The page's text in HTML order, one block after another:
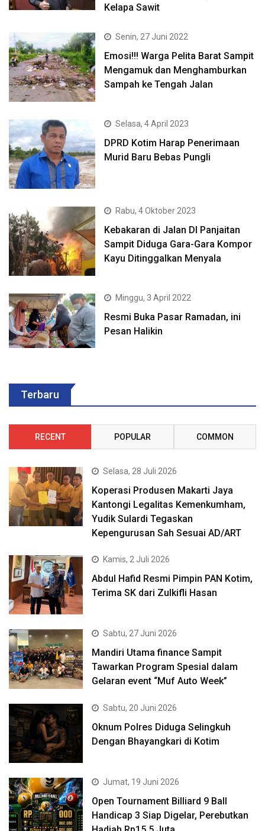
Kelapa Sawit
Senin, 27 Juni 2022
Emosi!!! Warga Pelita Barat Sampit
Mengamuk dan Menghamburkan
Sampah ke Tengah Jalan
Selasa, 4 April 2023
DPRD Kotim Harap Penerimaan
Murid Baru Bebas Pungli
Rabu, 4 Oktober 2023
Kebakaran di Jalan DI Panjaitan
Sampit Diduga Gara-Gara Kompor
Kayu Ditinggalkan Menyala
Minggu, 3 April 2022
Resmi Buka Pasar Ramadan, ini
Pesan Halikin
Terbaru
RECENT POPULAR COMMON
Selasa, 28 Juli 2026
Koperasi Produsen Makarti Jaya
Kantongi Legalitas Kemenkumham,
Yudik Sulardi Tegaskan
Kepengurusan Sah Sesuai AD/ART
Kamis, 2 Juli 2026
Abdul Hafid Resmi Pimpin PAN Kotim,
Terima SK dari Zulkifli Hasan
Sabtu, 27 Juni 2026
Mandiri Utama finance Sampit
Tawarkan Program Spesial dalam
Gelaran event “Muf Auto Week”
Sabtu, 20 Juni 2026
Oknum Polres Diduga Selingkuh
Dengan Bhayangkari di Kotim
Jumat, 19 Juni 2026
Open Tournament Billiard 9 Ball
Handicap 3 Siap Digelar, Perebutkan